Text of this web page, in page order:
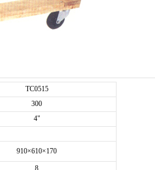
TC0515
300
4"
910×610×170
8